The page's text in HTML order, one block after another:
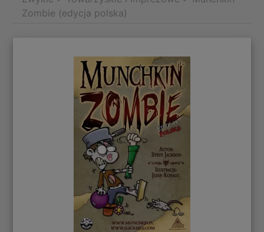
Zombie (edycja polska)